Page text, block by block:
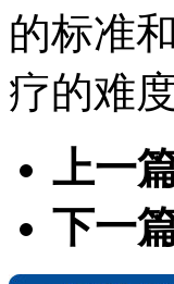
的标准
疗的难
上一
下一